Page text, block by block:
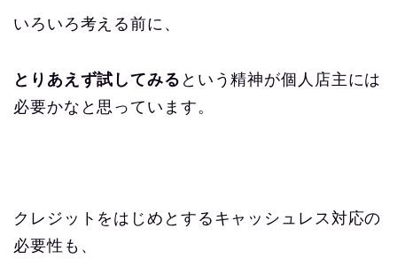
いろいろ考える前に、
とりあえず試してみる という精神が個人店主には
必要かなと思っています。
クレジットをはじめとするキャッシュレス対応の
必要性も、